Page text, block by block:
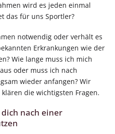
wird es jeden einmal
das für uns Sportler?
notwendig oder verhält es
Erkrankungen wie der
Wie lange muss ich mich
oder muss ich nach
wieder anfangen? Wir
die wichtigsten Fragen.
nach einer